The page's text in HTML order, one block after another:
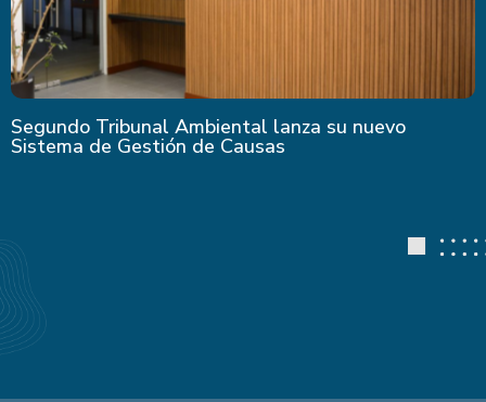
Segundo Tribunal Ambiental lanza su nuevo
Sistema de Gestión de Causas